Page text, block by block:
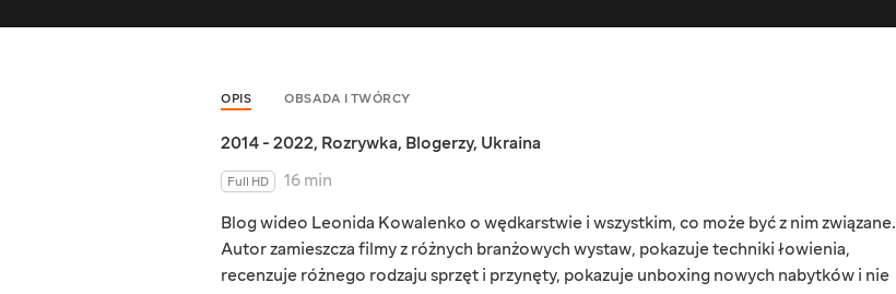
OPIS OBSADA I TWÓRCY
2014 - 2022, Rozrywka, Blogerzy, Ukraina
Full HD
16 min
Blog wideo Leonida Kowalenko o wędkarstwie i wszystkim, co może być z nim związane.
Autor zamieszcza filmy z różnych branżowych wystaw, pokazuje techniki łowienia,
recenzuje różnego rodzaju sprzęt i przynęty, pokazuje unboxing nowych nabytków i nie